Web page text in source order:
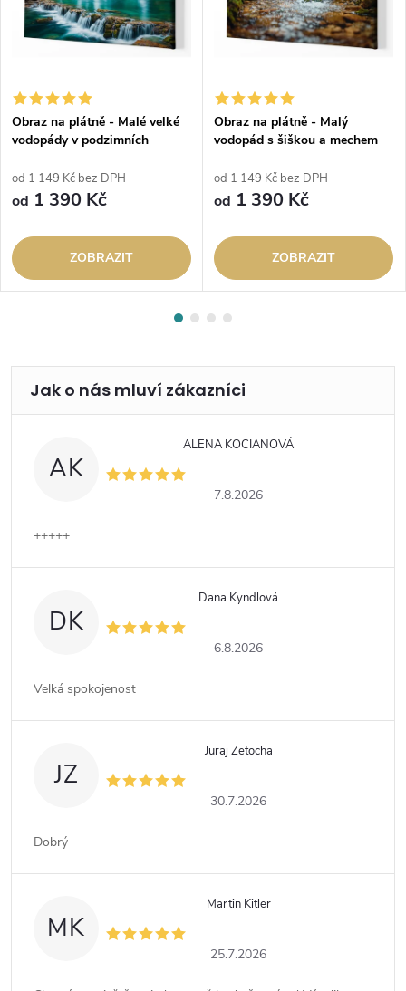
Obraz na plátně - Malé velké
vodopády v podzimních
od 1 149 Kč bez DPH
od 1 390 Kč
ZOBRAZIT
Obraz na plátně - Malý
vodopád s šiškou a mechem
od 1 149 Kč bez DPH
od 1 390 Kč
ZOBRAZIT
AK
ALENA KOCIANOVÁ
7.8.2026
+++++
DK
Dana Kyndlová
6.8.2026
Velká spokojenost
JZ
Juraj Zetocha
30.7.2026
Dobrý
MK
Martin Kitler
25.7.2026